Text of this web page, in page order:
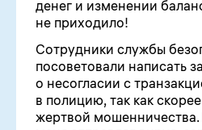
денег и изменении
не приходило!
Сотрудники службы
посоветовали написать
о несогласии с
в полицию, так как
жертвой